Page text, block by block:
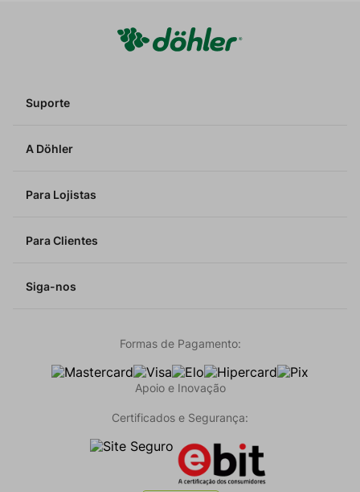
Suporte
A Döhler
Para Lojistas
Para Clientes
Siga-nos
Formas de Pagamento:
Apoio e Inovação
Certificados e Segurança: